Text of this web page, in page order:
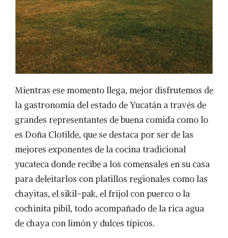
Mientras ese momento llega, mejor disfrutemos de
la gastronomía del estado de Yucatán a través de
grandes representantes de buena comida como lo
es Doña Clotilde, que se destaca por ser de las
mejores exponentes de la cocina tradicional
yucateca donde recibe a los comensales en su casa
para deleitarlos con platillos regionales como las
chayitas, el sikil-pak, el frijol con puerco o la
cochinita pibil, todo acompañado de la rica agua
de chaya con limón y dulces típicos.